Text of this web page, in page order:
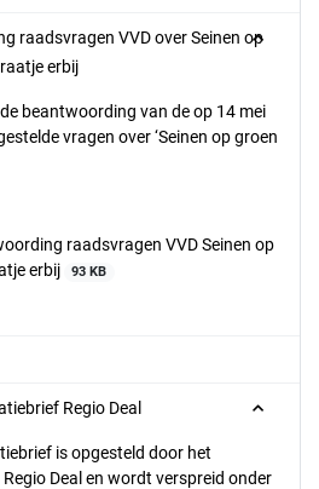
raadsvragen VVD over Seinen op
erbij
beantwoording van de op 14 mei
vragen over ‘Seinen op groen
raadsvragen VVD Seinen op
erbij
93 KB
Regio Deal
is opgesteld door het
Deal en wordt verspreid onder